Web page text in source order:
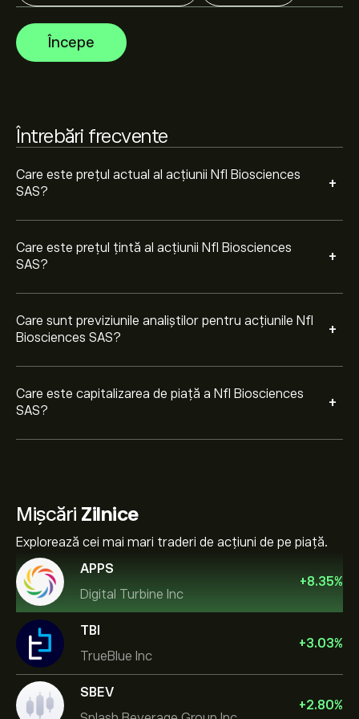
Începe
Întrebări frecvente
Care este prețul actual al acțiunii Nfl Biosciences
SAS?
+
Care este prețul țintă al acțiunii Nfl Biosciences
SAS?
+
Care sunt previziunile analiștilor pentru acțiunile Nfl
Biosciences SAS?
+
SAS bazate pe tendințele pieței, rapoarte financiare și
creșterea estimată. Verifică cele mai recente previziuni
pentru mișcările viitoare de preț.
Care este capitalizarea de piață a Nfl Biosciences
SAS?
+
Mișcări Zilnice
Explorează cei mai mari traderi de acțiuni de pe piață.
APPS
Digital Turbine Inc
+8.35%
TBI
TrueBlue Inc
+3.03%
SBEV
+2.80%